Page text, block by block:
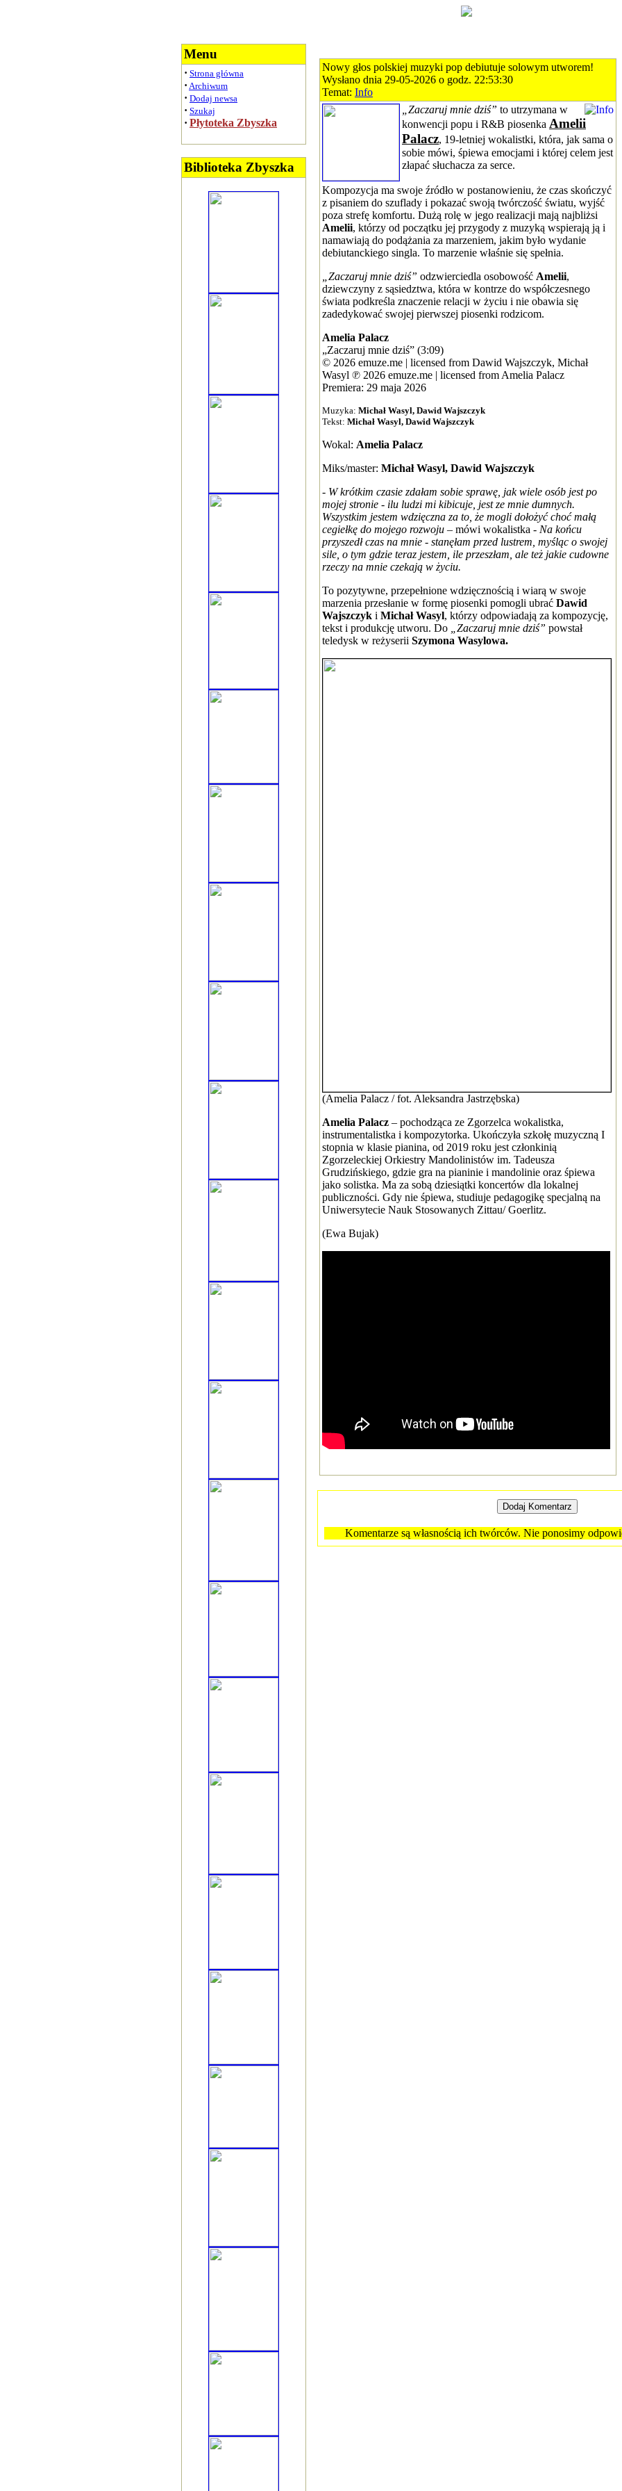
Menu
· Strona główna
· Archiwum
· Dodaj newsa
· Szukaj
· Płytoteka Zbyszka
Biblioteka Zbyszka
Nowy głos polskiej muzyki pop debiutuje solowym utworem!
Wysłano dnia 29-05-2026 o godz. 22:53:30
Temat: Info
„Zaczaruj mnie dziś” to utrzymana w
konwencji popu i R&B piosenka Amelii
Palacz, 19-letniej wokalistki, która, jak sama o
sobie mówi, śpiewa emocjami i której celem jest
złapać słuchacza za serce.
Kompozycja ma swoje źródło w postanowieniu, że czas skończyć
z pisaniem do szuflady i pokazać swoją twórczość światu, wyjść
poza strefę komfortu. Dużą rolę w jego realizacji mają najbliżsi
Amelii, którzy od początku jej przygody z muzyką wspierają ją i
namawiają do podążania za marzeniem, jakim było wydanie
debiutanckiego singla. To marzenie właśnie się spełnia.
„Zaczaruj mnie dziś” odzwierciedla osobowość Amelii,
dziewczyny z sąsiedztwa, która w kontrze do współczesnego
świata podkreśla znaczenie relacji w życiu i nie obawia się
zadedykować swojej pierwszej piosenki rodzicom.
Amelia Palacz
„Zaczaruj mnie dziś” (3:09)
© 2026 emuze.me | licensed from Dawid Wajszczyk, Michał
Wasyl ℗ 2026 emuze.me | licensed from Amelia Palacz
Premiera: 29 maja 2026
Muzyka: Michał Wasyl, Dawid Wajszczyk
Tekst: Michał Wasyl, Dawid Wajszczyk
Wokal: Amelia Palacz
Miks/master: Michał Wasyl, Dawid Wajszczyk
- W krótkim czasie zdałam sobie sprawę, jak wiele osób jest po
mojej stronie - ilu ludzi mi kibicuje, jest ze mnie dumnych.
Wszystkim jestem wdzięczna za to, że mogli dołożyć choć małą
cegiełkę do mojego rozwoju – mówi wokalistka - Na końcu
przyszedł czas na mnie - stanęłam przed lustrem, myśląc o swojej
sile, o tym gdzie teraz jestem, ile przeszłam, ale też jakie cudowne
rzeczy na mnie czekają w życiu.
To pozytywne, przepełnione wdzięcznością i wiarą w swoje
marzenia przesłanie w formę piosenki pomogli ubrać Dawid
Wajszczyk i Michał Wasyl, którzy odpowiadają za kompozycję,
tekst i produkcję utworu. Do
„Zaczaruj mnie dziś” powstał
teledysk w reżyserii Szymona Wasylowa.
(Amelia Palacz / fot. Aleksandra Jastrzębska)
Amelia Palacz – pochodząca ze Zgorzelca wokalistka,
instrumentalistka i kompozytorka. Ukończyła szkołę muzyczną I
stopnia w klasie pianina, od 2019 roku jest członkinią
Zgorzeleckiej Orkiestry Mandolinistów im. Tadeusza
Grudzińskiego, gdzie gra na pianinie i mandolinie oraz śpiewa
jako solistka. Ma za sobą dziesiątki koncertów dla lokalnej
publiczności. Gdy nie śpiewa, studiuje pedagogikę specjalną na
Uniwersytecie Nauk Stosowanych Zittau/ Goerlitz.
(Ewa Bujak)
Komentarze są własnością ich twórców. Nie ponosimy